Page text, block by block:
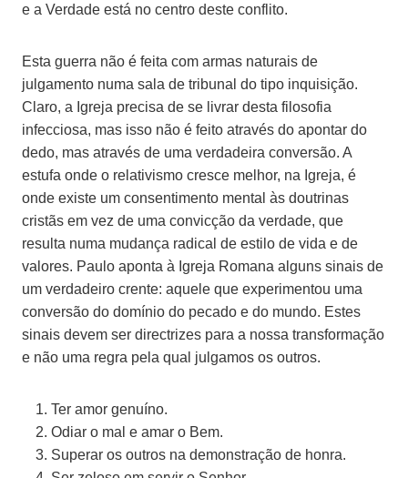
e a Verdade está no centro deste conflito.
Esta guerra não é feita com armas naturais de
julgamento numa sala de tribunal do tipo inquisição.
Claro, a Igreja precisa de se livrar desta filosofia
infecciosa, mas isso não é feito através do apontar do
dedo, mas através de uma verdadeira conversão. A
estufa onde o relativismo cresce melhor, na Igreja, é
onde existe um consentimento mental às doutrinas
cristãs em vez de uma convicção da verdade, que
resulta numa mudança radical de estilo de vida e de
valores. Paulo aponta à Igreja Romana alguns sinais de
um verdadeiro crente: aquele que experimentou uma
conversão do domínio do pecado e do mundo. Estes
sinais devem ser directrizes para a nossa transformação
e não uma regra pela qual julgamos os outros.
Ter amor genuíno.
Odiar o mal e amar o Bem.
Superar os outros na demonstração de honra.